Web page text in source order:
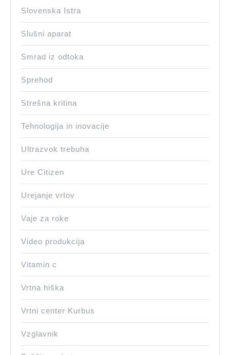
Slovenska Istra
Slušni aparat
Smrad iz odtoka
Sprehod
Strešna kritina
Tehnologija in inovacije
Ultrazvok trebuha
Ure Citizen
Urejanje vrtov
Vaje za roke
Video produkcija
Vitamin c
Vrtna hiška
Vrtni center Kurbus
Vzglavnik